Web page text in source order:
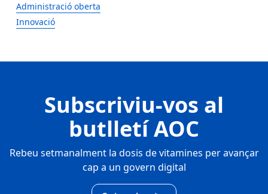
Administració oberta
Innovació
Subscriviu-vos al
butlletí AOC
Rebeu setmanalment la dosis de vitamines per avançar
cap a un govern digital